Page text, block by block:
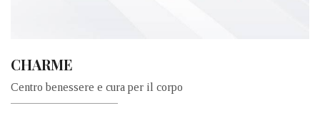
CHARME
Centro benessere e cura per il corpo